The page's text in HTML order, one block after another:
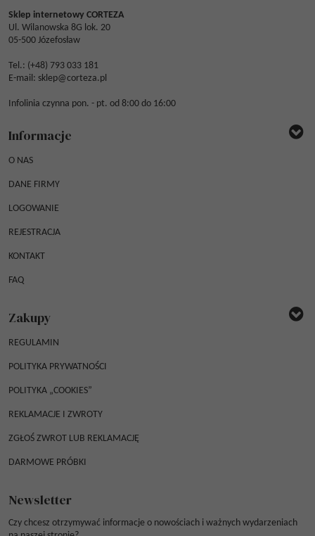
Sklep internetowy CORTEZA
Ul. Wilanowska 8G lok. 20
05-500 Józefosław
Tel.: (+48) 793 033 181
E-mail: sklep@corteza.pl
Infolinia czynna pon. - pt. od 8:00 do 16:00
Informacje
O NAS
DANE FIRMY
LOGOWANIE
REJESTRACJA
KONTAKT
FAQ
Zakupy
REGULAMIN
POLITYKA PRYWATNOŚCI
POLITYKA „COOKIES”
REKLAMACJE I ZWROTY
ZGŁOŚ ZWROT LUB REKLAMACJĘ
DARMOWE PRÓBKI
Newsletter
Czy chcesz otrzymywać informacje o nowościach i ważnych wydarzeniach